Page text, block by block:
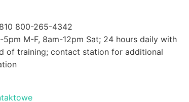
800-265-4342
5pm M-F, 8am-12pm Sat; 24 hours daily with
of training; contact station for additional